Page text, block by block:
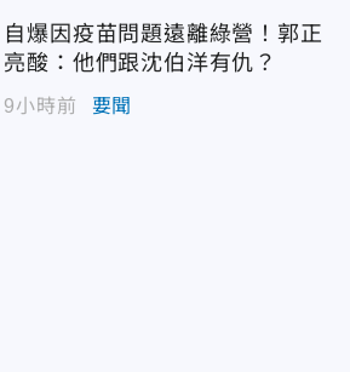
自爆因疫苗問題遠離綠營！郭正
亮酸：他們跟沈伯洋有仇？
9小時前 要聞